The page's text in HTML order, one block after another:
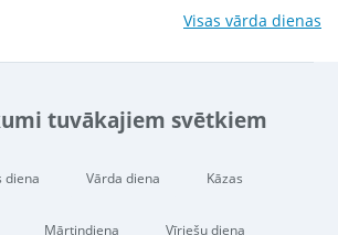
Visas vārda dienas
tuvākajiem svētkiem
diena Vārda diena Kāzas
Mārtiņdiena Vīriešu diena